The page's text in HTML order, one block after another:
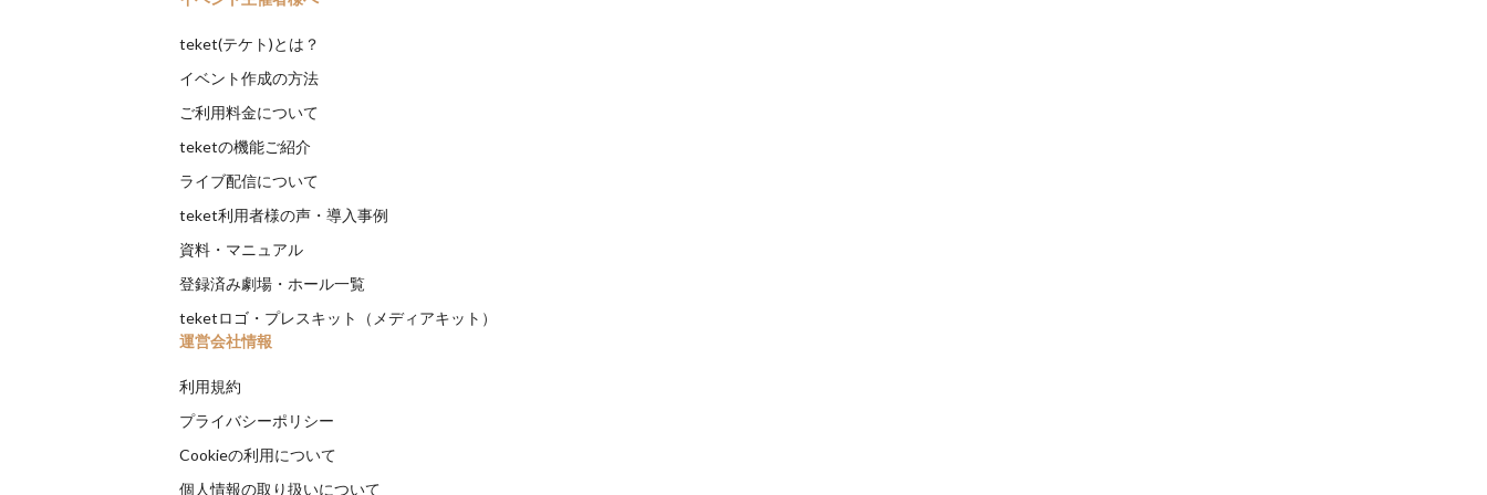
teket(テケト)とは？
イベント作成の方法
ご利用料金について
teketの機能ご紹介
ライブ配信について
teket利用者様の声・導入事例
資料・マニュアル
登録済み劇場・ホール一覧
teketロゴ・プレスキット（メディアキット）
運営会社情報
利用規約
プライバシーポリシー
Cookieの利用について
個人情報の取り扱いについて